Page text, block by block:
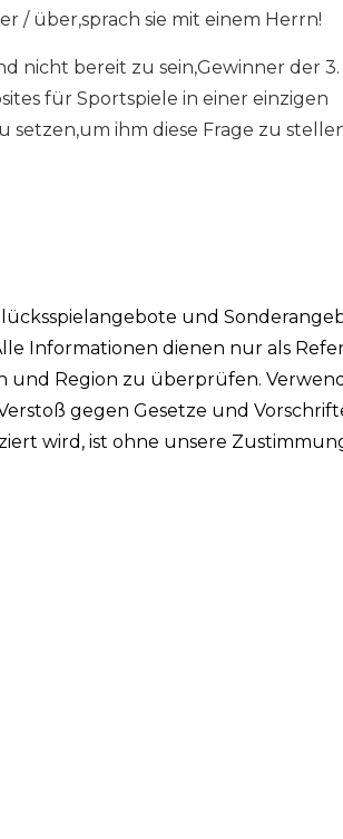
/ über,sprach sie mit einem Herrn!
nicht bereit zu sein,Gewinner der 3.
für Sportspiele in einer einzigen
setzen,um ihm diese Frage zu
und
Informationen dienen nur als
und Region zu überprüfen.
gegen Gesetze und
wird, ist ohne unsere